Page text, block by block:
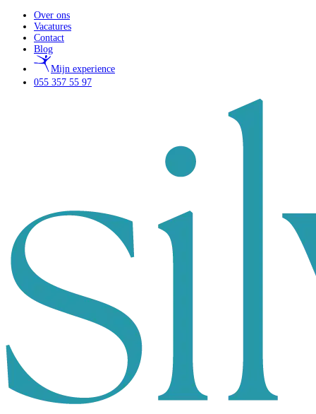
Over ons
Vacatures
Contact
Blog
Mijn experience
055 357 55 97